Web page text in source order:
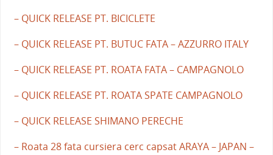
– QUICK RELEASE PT. BICICLETE
– QUICK RELEASE PT. BUTUC FATA – AZZURRO ITALY
– QUICK RELEASE PT. ROATA FATA – CAMPAGNOLO
– QUICK RELEASE PT. ROATA SPATE CAMPAGNOLO
– QUICK RELEASE SHIMANO PERECHE
– Roata 28 fata cursiera cerc capsat ARAYA – JAPAN –